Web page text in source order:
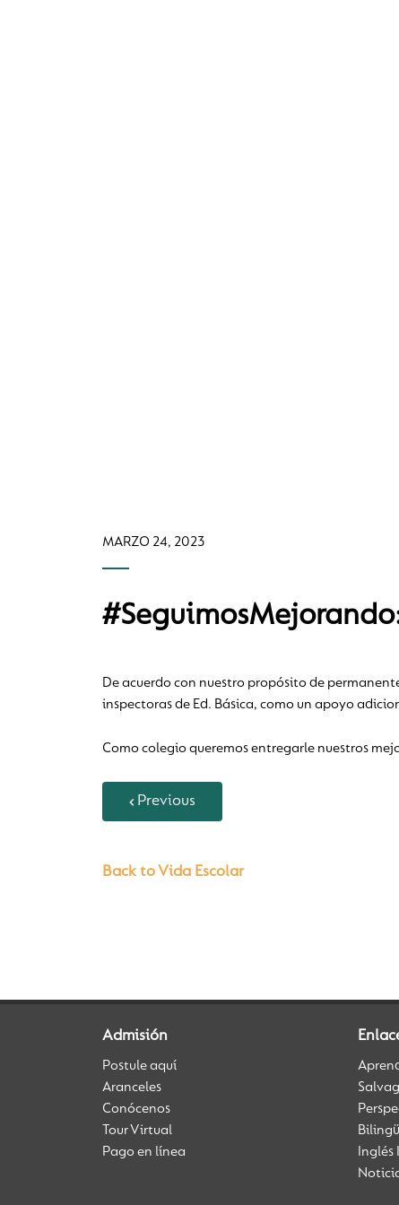
MARZO 24, 2023
De acuerdo con nuestro propósito de
inspectoras de Ed. Básica, como un apoyo
Como colegio queremos entregarle nuestros
Previous
Back to Vida Escolar
Admisión
Postule aquí
Aranceles
Conócenos
Tour Virtual
Pago en línea